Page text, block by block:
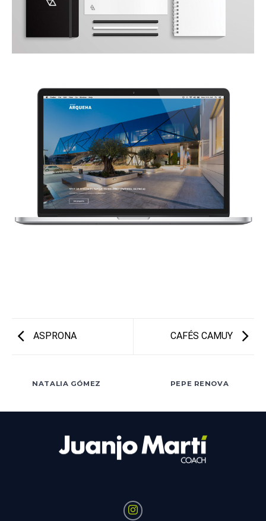
ASPRONA CAFÉS CAMUY
NATALIA GÓMEZ PEPE RENOVA